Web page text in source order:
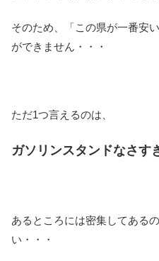
そのため、「この県が一番安
ができません・・・
ただ1つ言えるのは、
ガソリンスタンドなさす
あるところには密集してある
い・・・